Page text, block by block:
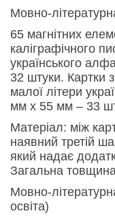
Мовно-
65 магнітних
каліграфічного
українського
32 штуки. Картки
малої літери
мм х 55 мм – 33
Матеріал: між
наявний третій
який надає
Загальна
Мовно-
освіта)